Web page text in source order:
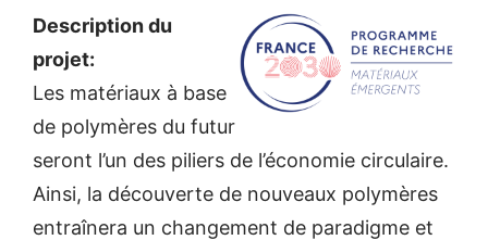
Description du
projet:
Les matériaux à base
de polymères du futur
seront l’un des piliers de l’économie circulaire.
Ainsi, la découverte de nouveaux polymères
entraînera un changement de paradigme et